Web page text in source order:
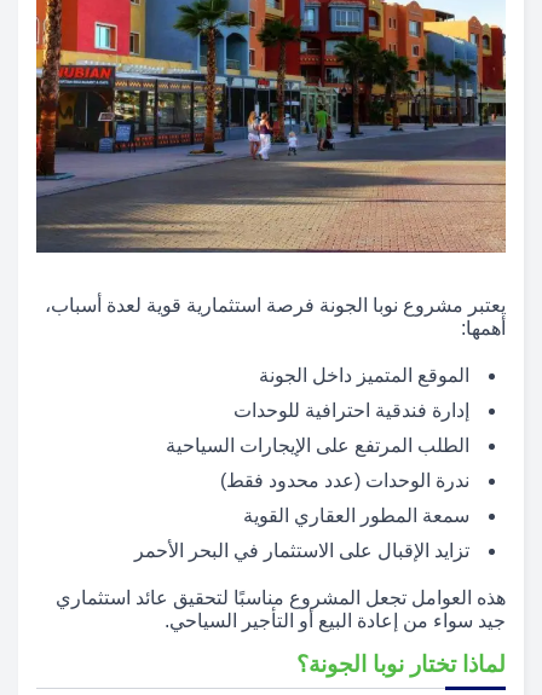
يعتبر مشروع نوبا الجونة فرصة استثمارية قوية لعدة أسباب،
أهمها:
الموقع المتميز داخل الجونة
إدارة فندقية احترافية للوحدات
الطلب المرتفع على الإيجارات السياحية
ندرة الوحدات (عدد محدود فقط)
سمعة المطور العقاري القوية
تزايد الإقبال على الاستثمار في البحر الأحمر
هذه العوامل تجعل المشروع مناسبًا لتحقيق عائد استثماري
جيد سواء من إعادة البيع أو التأجير السياحي.
لماذا تختار نوبا الجونة؟